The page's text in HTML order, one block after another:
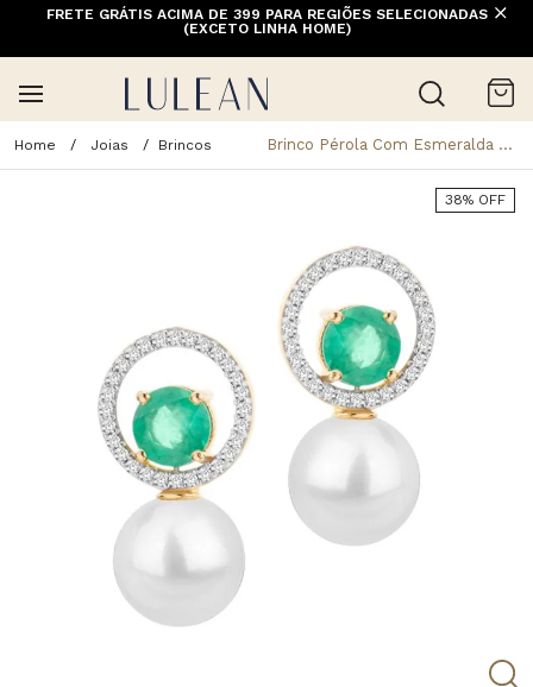
FRETE GRÁTIS ACIMA DE 399 PARA REGIÕES SELECIONADAS
(EXCETO LINHA HOME)
Joias Brincos Brinco Pérola Com Esmeralda E Diamantes Ouro 18k - Tamanho U
38% OFF